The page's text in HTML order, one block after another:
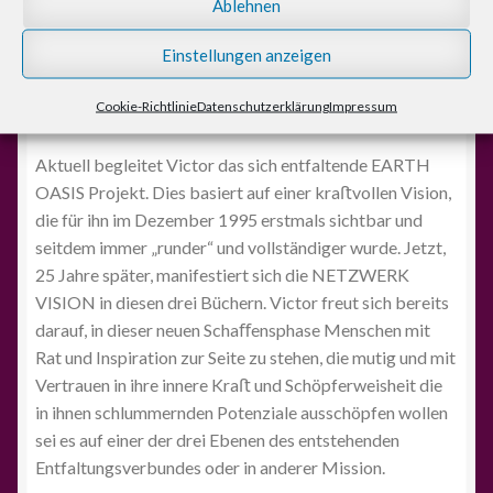
Ablehnen
Einstellungen anzeigen
Cookie-RichtlinieDatenschutzerklärungImpressum
entsprechend ihre persönliche Lebens- und
Seelenmission ﬁnden. Die sie dann auch in ihrem Beruf
oder in ihrem eigenen Unternehmen kreativ und innerlich
erfüllt verwirklichen können.
Aktuell begleitet Victor das sich entfaltende EARTH
OASIS Projekt. Dies basiert auf einer kraﬅvollen Vision,
die für ihn im Dezember 1995 erstmals sichtbar und
seitdem immer „runder“ und vollständiger wurde. Jetzt,
25 Jahre später, manifestiert sich die NETZWERK
VISION in diesen drei Büchern. Victor freut sich bereits
darauf, in dieser neuen Schaﬀensphase Menschen mit
Rat und Inspiration zur Seite zu stehen, die mutig und mit
Vertrauen in ihre innere Kraﬅ und Schöpferweisheit die
in ihnen schlummernden Potenziale ausschöpfen wollen
sei es auf einer der drei Ebenen des entstehenden
Entfaltungsverbundes oder in anderer Mission.